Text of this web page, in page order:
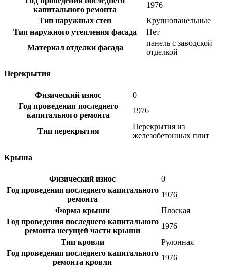
капитального ремонта
1976
Тип наружных стен
Крупнопанельные
Тип наружного утепления фасада
Нет
Материал отделки фасада
панель с заводской
отделкой
Перекрытия
Физический износ
0
Год проведения последнего
капитального ремонта
1976
Тип перекрытия
Перекрытия из
железобетонных плит
Крыша
Физический износ
0
Год проведения последнего капитального
ремонта
1976
Форма крыши
Плоская
Год проведения последнего капитального
ремонта несущей части крыши
1976
Тип кровли
Рулонная
Год проведения последнего капитального
ремонта кровли
1976